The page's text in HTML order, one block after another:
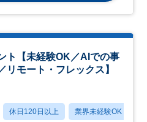
ト【未経験OK／AIでの事
リモート・フレックス】
休日120日以上 業界未経験OK